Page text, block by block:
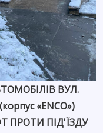
ВУЛ.
«ENCO»)
ПРОТИ ПІД'ЇЗДУ